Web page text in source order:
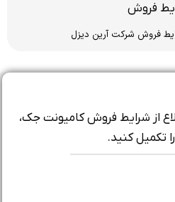
فروش
فروش شرکت آرین دیزل
از شرایط فروش کامیونت جک،
تکمیل کنید.